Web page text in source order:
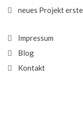
neues Projekt
Impressum
Blog
Kontakt